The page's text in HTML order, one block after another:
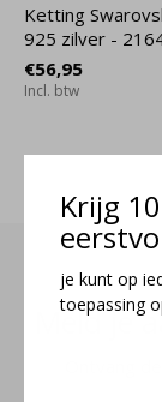
Krijg
je kunt op
toepassing
Ketting
925 zilver -
€56,95
Incl. btw
Meld je